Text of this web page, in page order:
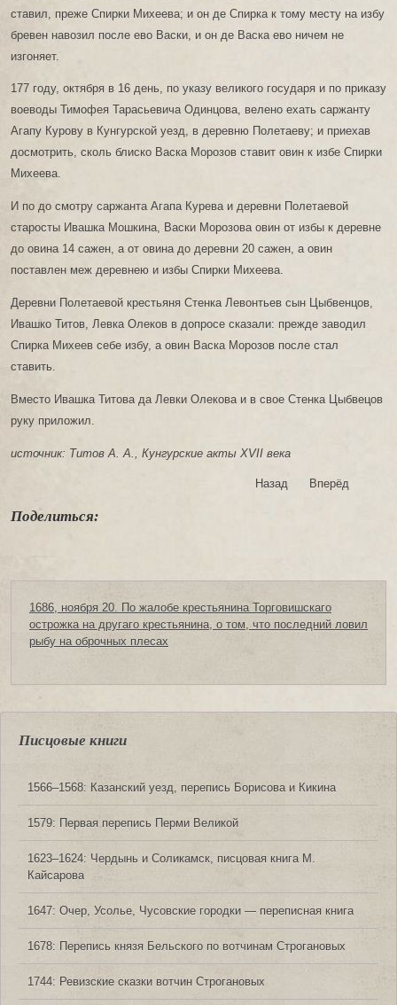
ставил, преже Спирки Михеева; и он де Спирка к тому месту на избу
бревен навозил после ево Васки, и он де Васка ево ничем не
изгоняет.
177 году, октября в 16 день, по указу великого государя и по приказу
воеводы Тимофея Тарасьевича Одинцова, велено ехать саржанту
Агапу Курову в Кунгурской уезд, в деревню Полетаеву; и приехав
досмотрить, сколь блиско Васка Морозов ставит овин к избе Спирки
Михеева.
И по до смотру саржанта Агапа Курева и деревни Полетаевой
старосты Ивашка Мошкина, Васки Морозова овин от избы к деревне
до овина 14 сажен, а от овина до деревни 20 сажен, а овин
поставлен меж деревнею и избы Спирки Михеева.
Деревни Полетаевой крестьяня Стенка Левонтьев сын Цыбвенцов,
Ивашко Титов, Левка Олеков в допросе сказали: прежде заводил
Спирка Михеев себе избу, а овин Васка Морозов после стал
ставить.
Вместо Ивашка Титова да Левки Олекова и в свое Стенка Цыбвецов
руку приложил.
источник: Титов А. А., Кунгурские акты XVII века
Назад Вперёд
Поделиться:
1686, ноября 20. По жалобе крестьянина Торговишскаго
острожка на другаго крестьянина, о том, что последний ловил
рыбу на оброчных плесах
Писцовые книги
1566‒1568: Казанский уезд, перепись Борисова и Кикина
1579: Первая перепись Перми Великой
1623‒1624: Чердынь и Соликамск, писцовая книга М.
Кайсарова
1647: Очер, Усолье, Чусовские городки — переписная книга
1678: Перепись князя Бельского по вотчинам Строгановых
1744: Ревизские сказки вотчин Строгановых